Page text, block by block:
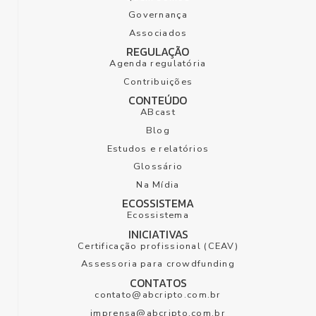
sustentabilidade,
regulação e o
futuro do
sistema
financeiro.
Governança
Associados
REGULAÇÃO
Agenda regulatória
Contribuições
CONTEÚDO
ABcast
Blog
Estudos e relatórios
Glossário
Na Mídia
ECOSSISTEMA
Ecossistema
INICIATIVAS
Certificação profissional (CEAV)
Assessoria para crowdfunding
CONTATOS
contato@abcripto.com.br
imprensa@abcripto.com.br